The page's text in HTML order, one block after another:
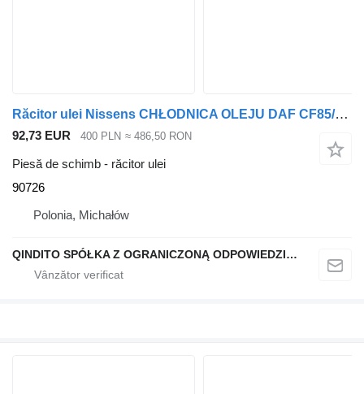
Răcitor ulei Nissens CHŁODNICA OLEJU DAF CF85/XF105/XF106 90726 pentru cap tractor DAF
92,73 EUR 400 PLN ≈ 486,50 RON
Piesă de schimb - răcitor ulei
90726
Polonia, Michałów
QINDITO SPÓŁKA Z OGRANICZONĄ ODPOWIEDZIALNOŚCIĄ